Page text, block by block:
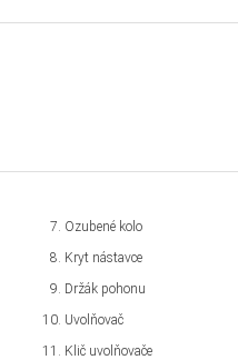
Ozubené kolo
Kryt nástavce
Držák pohonu
Uvolňovač
Klič uvolňovače